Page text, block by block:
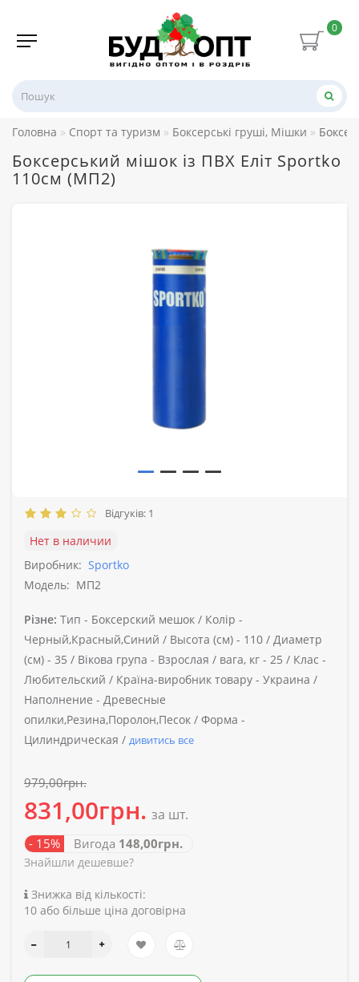
0
Головна Спорт та туризм Боксерські груші, Мішки
Боксерський мішок із ПВХ Еліт Sportko
110см (МП2)
Відгуків: 1
Нет в наличии
Виробник: Sportko
Модель: МП2
Різне: Тип - Боксерский мешок / Колір -
Черный,Красный,Синий / Высота (см) - 110 / Диаметр
(см) - 35 / Вікова група - Взрослая / вага, кг - 25 / Клас -
Любительский / Країна-виробник товару - Украина /
Наполнение - Древесные
опилки,Резина,Поролон,Песок / Форма -
Цилиндрическая / дивитись все
979,00грн.
831,00грн. за шт.
- 15% Вигода 148,00грн.
Знайшли дешевше?
Знижка від кількості:
10 або більше ціна договірна